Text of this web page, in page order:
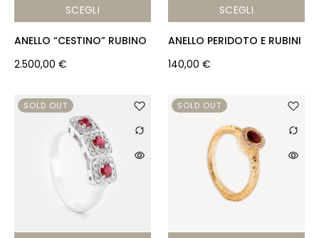
SCEGLI
ANELLO “CESTINO” RUBINO
2.500,00 €
SCEGLI
ANELLO PERIDOTO E RUBINI
140,00 €
SOLD OUT SOLD OUT